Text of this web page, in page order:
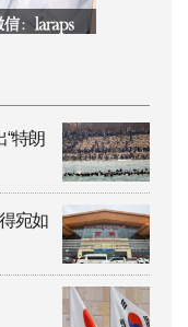
特朗
宛如